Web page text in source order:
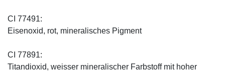
CI 77491:
Eisenoxid, rot, mineralisches Pigment
CI 77891:
Titandioxid, weisser mineralischer Farbstoff mit hoher